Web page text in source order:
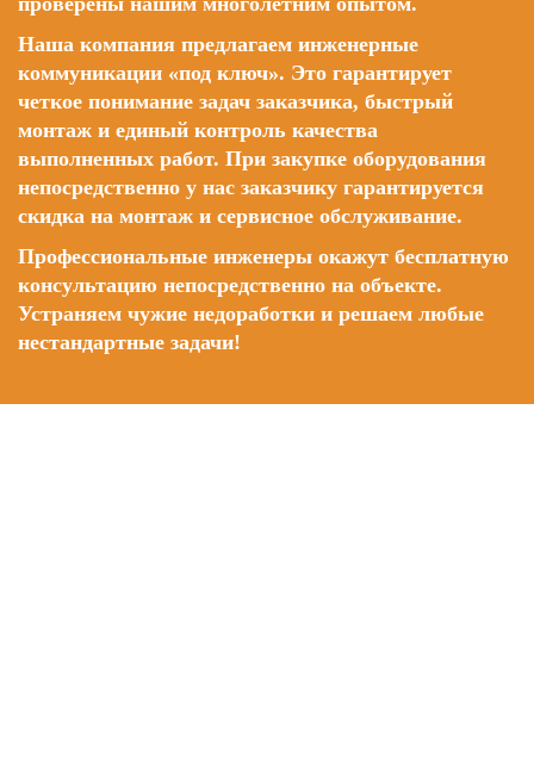
Наша компания предлагаем инженерные
коммуникации «под ключ». Это гарантирует
четкое понимание задач заказчика, быстрый
монтаж и единый контроль качества
выполненных работ. При закупке оборудования
непосредственно у нас заказчику гарантируется
скидка на монтаж и сервисное обслуживание.
Профессиональные инженеры окажут бесплатную
консультацию непосредственно на объекте.
Устраняем чужие недоработки и решаем любые
нестандартные задачи!